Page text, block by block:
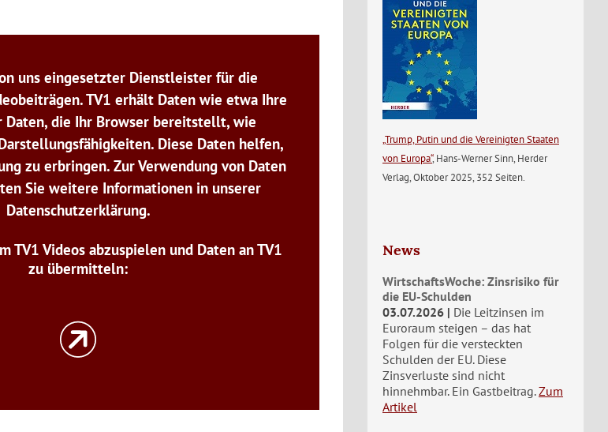
uns eingesetzter Dienstleister für die
TV1 erhält Daten wie etwa Ihre
Daten, die Ihr Browser bereitstellt, wie
Diese Daten helfen,
zu erbringen. Zur Verwendung von Daten
Sie weitere Informationen in unserer
Datenschutzerklärung.
TV1 Videos abzuspielen und Daten an TV1
zu übermitteln:
„Trump, Putin und die Vereinigten Staaten
von Europa“, Hans-Werner Sinn, Herder
Verlag, Oktober 2025, 352 Seiten.
News
WirtschaftsWoche: Zinsrisiko für
die EU-Schulden
03.07.2026
Die Leitzinsen im
Euroraum steigen – das hat
Folgen für die versteckten
Schulden der EU. Diese
Zinsverluste sind nicht
hinnehmbar. Ein Gastbeitrag. Zum
Artikel